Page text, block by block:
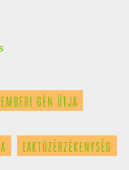
GÉN ÚTJA
LAKTÓZÉRZÉKENYSÉG